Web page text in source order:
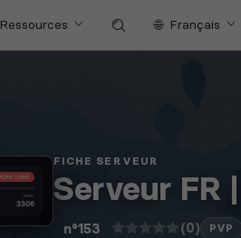
Ressources Français
FICHE SERVEUR
Serveur FR
n°153 (0) PVP